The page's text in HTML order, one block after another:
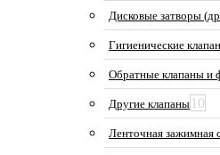
Дисковые затворы
Гигиенические
Обратные клапаны и
Другие клапаны 10
Ленточная зажимная